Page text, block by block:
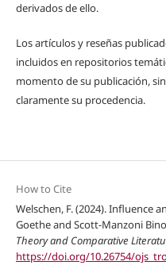
derivados de ello.
Los artículos y reseñas
incluidos en repositorios
momento de su publicación,
claramente su procedencia.
How to Cite
Welschen, F. (2024). Influence
Goethe and Scott-Manzoni
Theory and Comparative
https://doi.org/10.26754/